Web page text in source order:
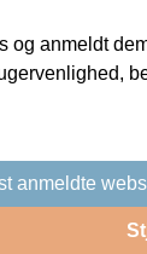
anmeldt
anmeldte